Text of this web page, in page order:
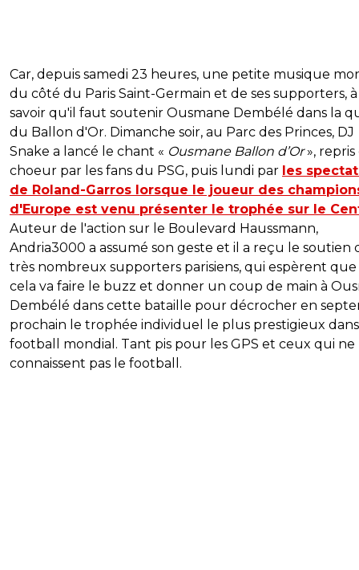
Car, depuis samedi 23 heures, une petite musique
du côté du Paris Saint-Germain et de ses supporters, à
savoir qu'il faut soutenir Ousmane Dembélé dans la
du Ballon d'Or. Dimanche soir, au Parc des Princes, DJ
Snake a lancé le chant « Ousmane Ballon d’Or», repris
choeur par les fans du PSG, puis lundi par les
de Roland-Garros lorsque le joueur des
d'Europe est venu présenter le trophée sur le
Auteur de l'action sur le Boulevard Haussmann,
Andria3000 a assumé son geste et il a reçu le soutien
très nombreux supporters parisiens, qui espèrent
cela va faire le buzz et donner un coup de main à
Dembélé dans cette bataille pour décrocher en
prochain le trophée individuel le plus prestigieux
football mondial. Tant pis pour les GPS et ceux qui ne
connaissent pas le football.